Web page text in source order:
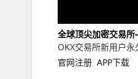
全球顶尖加密交易所
OKX交易所新用户永
官网注册 APP下载